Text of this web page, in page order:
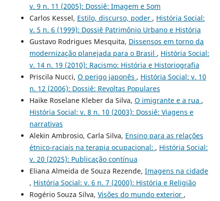
v. 9 n. 11 (2005): Dossiê: Imagem e Som
Carlos Kessel, Estilo, discurso, poder , História Social:
v. 5 n. 6 (1999): Dossiê Patrimônio Urbano e História
Gustavo Rodrigues Mesquita, Dissensos em torno da
modernização planejada para o Brasil , História Social:
v. 14 n. 19 (2010): Racismo: História e Historiografia
Priscila Nucci, O perigo japonês , História Social: v. 10
n. 12 (2006): Dossiê: Revoltas Populares
Haike Roselane Kleber da Silva, O imigrante e a rua ,
História Social: v. 8 n. 10 (2003): Dossiê: Viagens e
narrativas
Alekin Ambrosio, Carla Silva, Ensino para as relações
étnico-raciais na terapia ocupacional: , História Social:
v. 20 (2025): Publicação contínua
Eliana Almeida de Souza Rezende, Imagens na cidade
, História Social: v. 6 n. 7 (2000): História e Religião
Rogério Souza Silva, Visões do mundo exterior ,